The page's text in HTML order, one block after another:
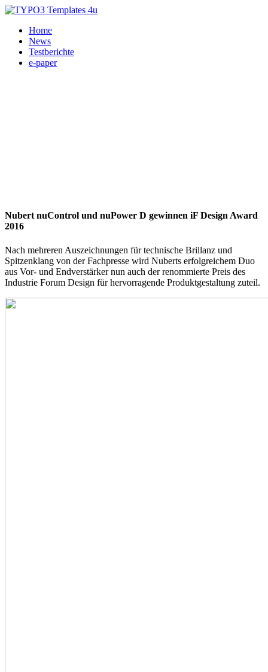
Home
News
Testberichte
e-paper
Nubert nuControl und nuPower D gewinnen iF Design Award
2016
Nach mehreren Auszeichnungen für technische Brillanz und
Spitzenklang von der Fachpresse wird Nuberts erfolgreichem Duo
aus Vor- und Endverstärker nun auch der renommierte Preis des
Industrie Forum Design für hervorragende Produktgestaltung zuteil.